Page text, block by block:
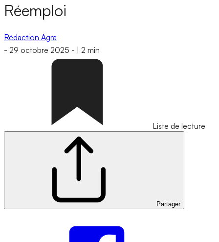
Réemploi
Rédaction Agra
- 29 octobre 2025 - 2 min
Liste de lecture
Partager